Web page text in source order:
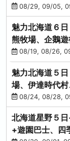
到飽08/29, 09/05,
魅力北海道６
熊牧場、企鵝
蟹吃到飽
08/19, 08/26,
魅力北海道５
場、伊達時代
人氣NO1小丑
08/24, 08/28,
北海道星野５
+遊園巴士、四